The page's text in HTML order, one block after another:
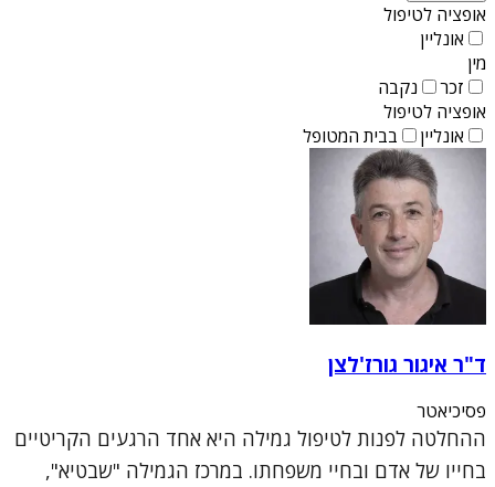
אופציה לטיפול
אונליין
מין
זכר
נקבה
אופציה לטיפול
אונליין
בבית המטופל
ד"ר איגור גורז'לצן
פסיכיאטר
ההחלטה לפנות לטיפול גמילה היא אחד הרגעים הקריטיים
בחייו של אדם ובחיי משפחתו. במרכז הגמילה "שבטיא",